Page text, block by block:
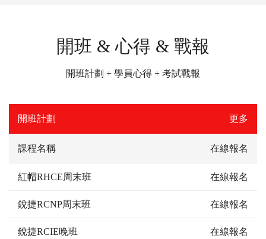
開班 & 心得 & 戰報
開班計劃 + 學員心得 + 考試戰報
開班計劃 更多
課程名稱 在線報名
紅帽RHCE周末班 在線報名
銳捷RCNP周末班 在線報名
銳捷RCIE晚班 在線報名